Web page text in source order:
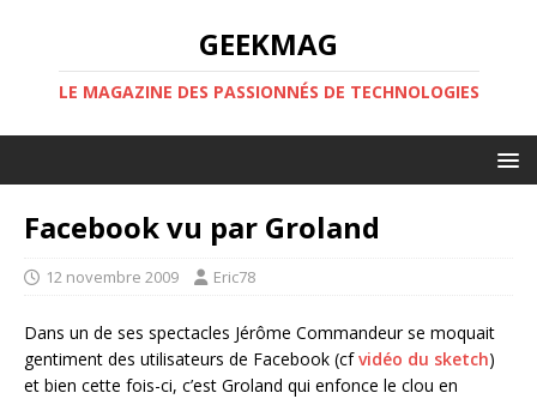
GEEKMAG
LE MAGAZINE DES PASSIONNÉS DE TECHNOLOGIES
Facebook vu par Groland
12 novembre 2009 Eric78
Dans un de ses spectacles Jérôme Commandeur se moquait
gentiment des utilisateurs de Facebook (cfvidéo du sketch)
et bien cette fois-ci, c’est Groland qui enfonce le clou en